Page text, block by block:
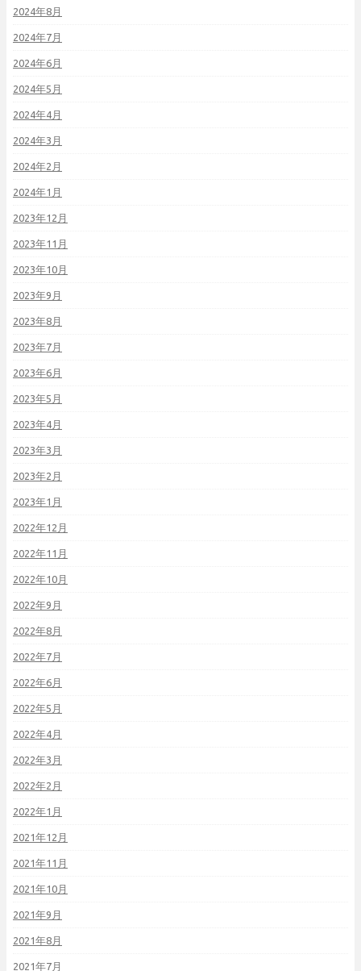
2024年8月
2024年7月
2024年6月
2024年5月
2024年4月
2024年3月
2024年2月
2024年1月
2023年12月
2023年11月
2023年10月
2023年9月
2023年8月
2023年7月
2023年6月
2023年5月
2023年4月
2023年3月
2023年2月
2023年1月
2022年12月
2022年11月
2022年10月
2022年9月
2022年8月
2022年7月
2022年6月
2022年5月
2022年4月
2022年3月
2022年2月
2022年1月
2021年12月
2021年11月
2021年10月
2021年9月
2021年8月
2021年7月